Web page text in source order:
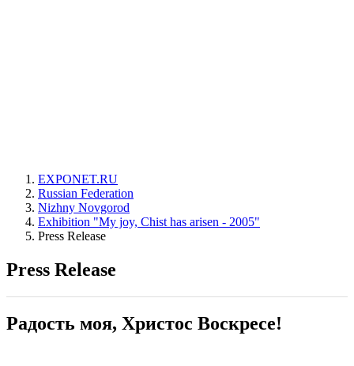
EXPONET.RU
Russian Federation
Nizhny Novgorod
Exhibition "My joy, Chist has arisen - 2005"
Press Release
Press Release
Радость моя, Христос Воскресе!